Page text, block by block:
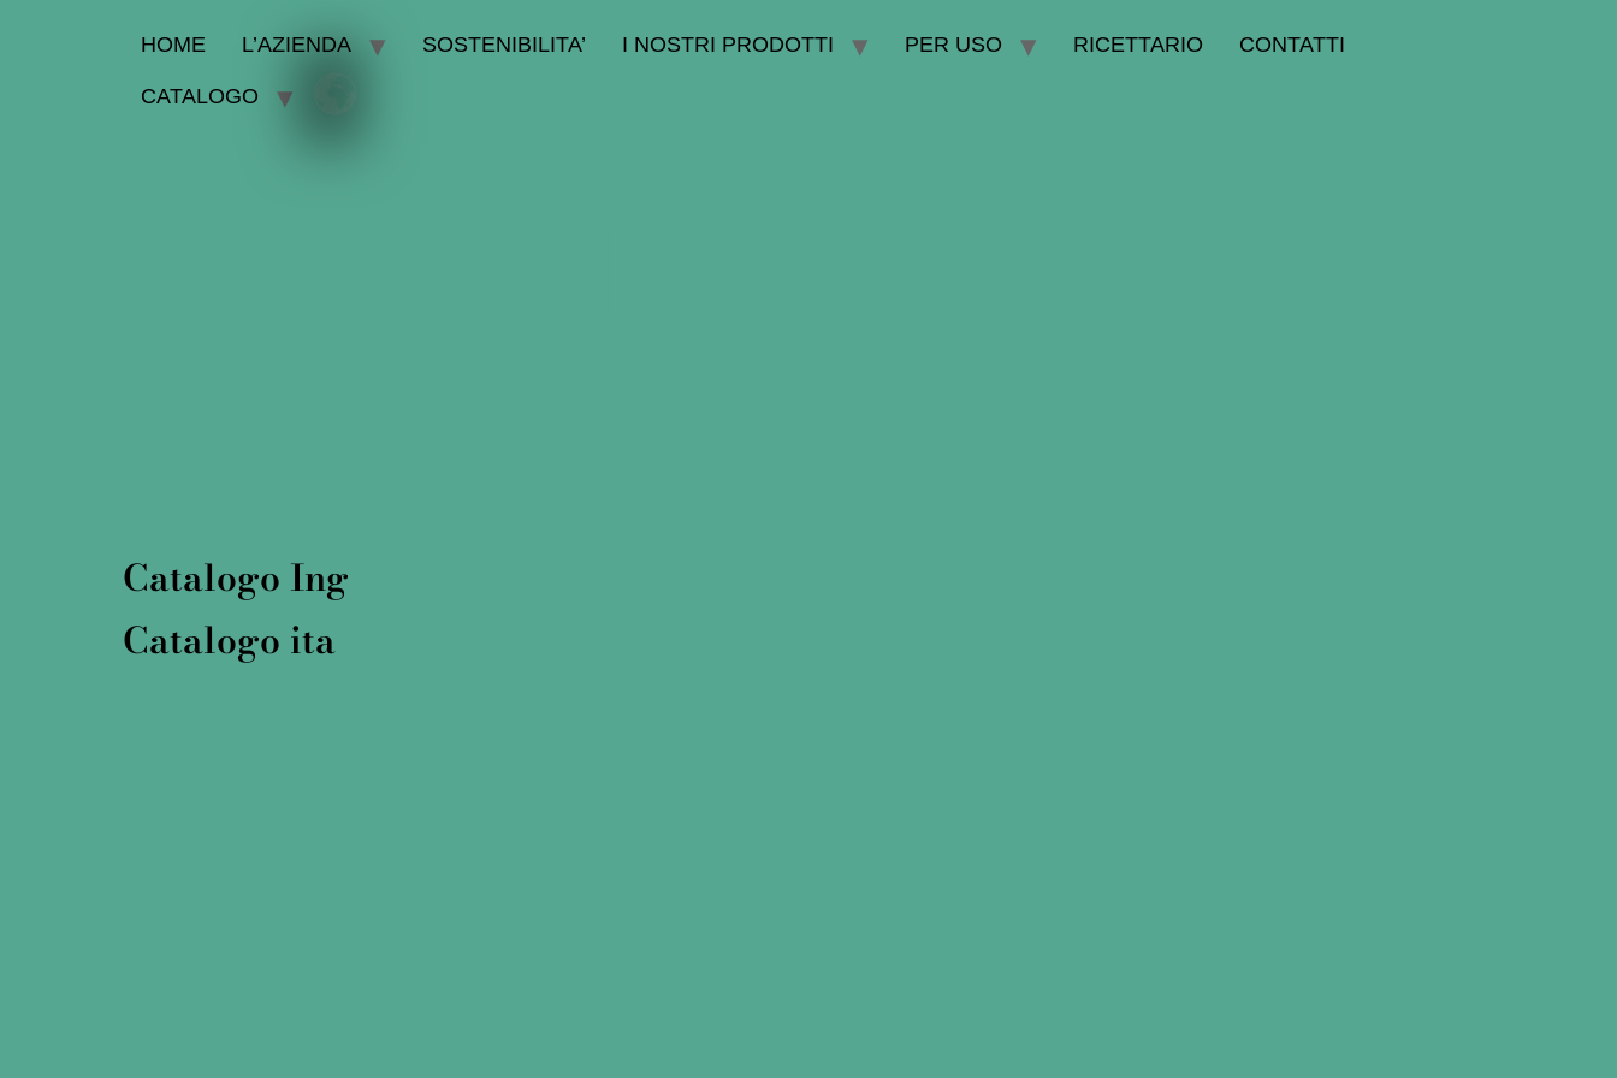
HOME L’AZIENDA SOSTENIBILITA’ I NOSTRI PRODOTTI PER USO RICETTARIO CONTATTI
CATALOGO
Archivi:
Catalogo Ing
Catalogo ita